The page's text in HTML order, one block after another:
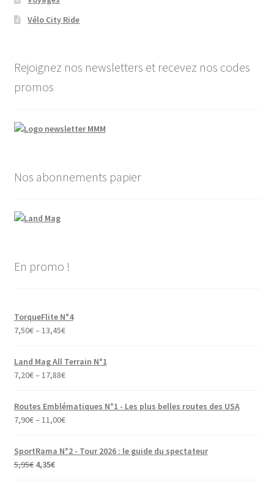
Vélo City Ride
Rejoignez nos newsletters et recevez nos codes
promos
Nos abonnements papier
En promo !
TorqueFlite N°4
7,50€– 13,45€
Land Mag All Terrain N°1
7,20€– 17,88€
Routes Emblématiques N°1 - Les plus belles routes des USA
7,90€– 11,00€
SportRama N°2 - Tour 2026 : le guide du spectateur
5,95€ Le
4,35€Le